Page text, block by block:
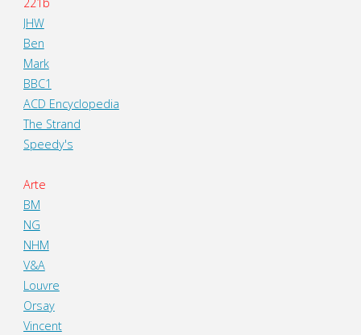
221b
JHW
Ben
Mark
BBC1
ACD Encyclopedia
The Strand
Speedy's
Arte
BM
NG
NHM
V&A
Louvre
Orsay
Vincent